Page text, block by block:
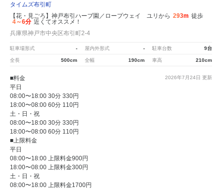
タイムズ布引町
【花・見ごろ】神戸布引ハーブ園／ロープウェイ ユリから 293m 徒歩
4～6分 近くてオススメ！
兵庫県神戸市中央区布引町2-4
駐車場形式 - 屋内外形式 - 駐車台数 9台
全長 500cm 全幅 190cm 車高 210cm
2026年7月24日 更新
■料金
平日
08:00〜18:00 30分 330円
18:00〜08:00 60分 110円
土・日・祝
08:00〜18:00 30分 330円
18:00〜08:00 60分 110円
■上限料金
平日
08:00〜18:00 上限料金900円
18:00〜08:00 上限料金300円
土・日・祝
08:00〜18:00 上限料金1700円